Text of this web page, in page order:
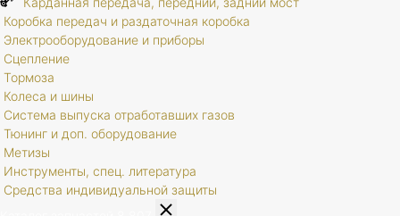
Коробка передач и раздаточная коробка
Электрооборудование и приборы
Сцепление
Тормоза
Колеса и шины
Система выпуска отработавших газов
Тюнинг и доп. оборудование
Метизы
Инструменты, спец. литература
Средства индивидуальной защиты